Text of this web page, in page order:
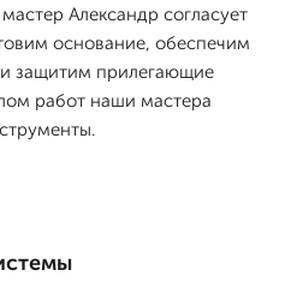
Александр согласует
основание, обеспечим
защитим прилегающие
работ наши мастера